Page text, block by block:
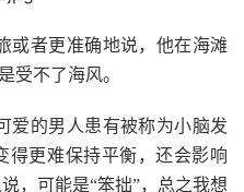
或者更准确地说，他在海滩
受不了海风。
爱的男人患有被称为小脑发
得更难保持平衡，还会影响
，可能是“笨拙”，总之我想